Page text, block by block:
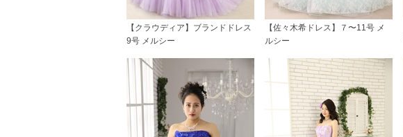
【クラウディア】ブランドドレス
9号 メルシー
【佐々木希ドレス】７〜11号 メ
ルシー